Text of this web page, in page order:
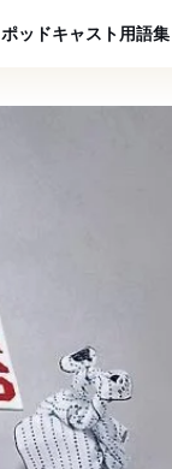
ポッドキャスト用語集